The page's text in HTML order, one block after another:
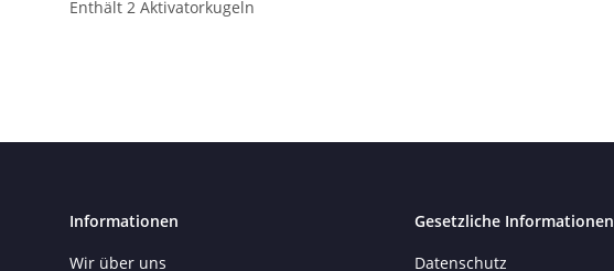
Enthält 2 Aktivatorkugeln
Informationen
Wir über uns
Gesetzliche Informationen
Datenschutz